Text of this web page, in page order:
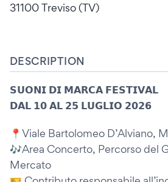
31100 Treviso (TV)
DESCRIPTION
𝗦𝗨𝗢𝗡𝗜 𝗗𝗜 𝗠𝗔𝗥𝗖𝗔 𝗙𝗘𝗦𝗧𝗜𝗩𝗔𝗟
𝗗𝗔𝗟 𝟭𝟬 𝗔𝗟 𝟮𝟱 𝗟𝗨𝗚𝗟𝗜𝗢 𝟮𝟬𝟮𝟲
📍Viale Bartolomeo D’Alviano,
🎶Area Concerto, Percorso del
Mercato